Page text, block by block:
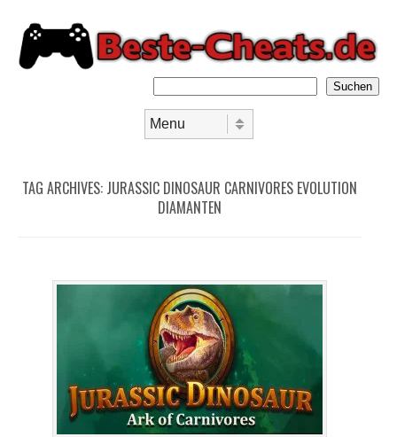
Suchen
TAG ARCHIVES: JURASSIC DINOSAUR CARNIVORES EVOLUTION
DIAMANTEN